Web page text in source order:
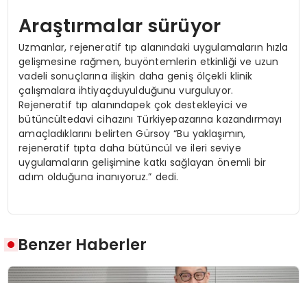
Araştırmalar sürüyor
Uzmanlar, rejeneratif tıp alanındaki uygulamaların hızla
gelişmesine rağmen, buyöntemlerin etkinliği ve uzun
vadeli sonuçlarına ilişkin daha geniş ölçekli klinik
çalışmalara ihtiyaçduyulduğunu vurguluyor.
Rejeneratif tıp alanındapek çok destekleyici ve
bütüncültedavi cihazını Türkiyepazarına kazandırmayı
amaçladıklarını belirten Gürsoy “Bu yaklaşımın,
rejeneratif tıpta daha bütüncül ve ileri seviye
uygulamaların gelişimine katkı sağlayan önemli bir
adım olduğuna inanıyoruz.” dedi.
Benzer Haberler